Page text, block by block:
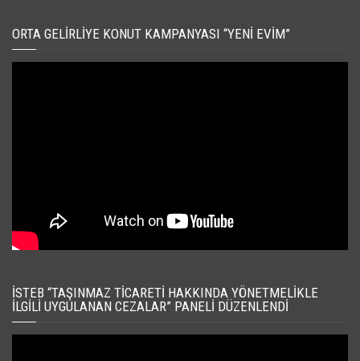
ORTA GELIRLIYE KONUT KAMPANYASI “YENI EVIM”
İSTEB “TAŞINMAZ TICARETI HAKKINDA YÖNETMELIKLE
İLGILI UYGULANAN CEZALAR” PANELI DÜZENLENDI